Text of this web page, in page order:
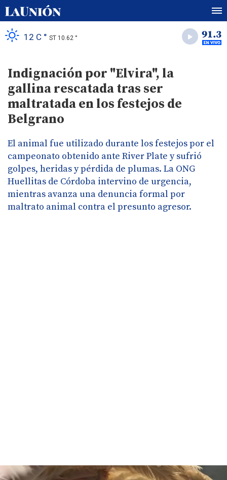
12 C ° ST 10.62 °
Indignación por "Elvira", la
gallina rescatada tras ser
maltratada en los festejos de
Belgrano
El animal fue utilizado durante los festejos por el
campeonato obtenido ante River Plate y sufrió
golpes, heridas y pérdida de plumas. La ONG
Huellitas de Córdoba intervino de urgencia,
mientras avanza una denuncia formal por
maltrato animal contra el presunto agresor.